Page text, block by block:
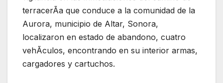
terracerÃa que conduce a la comunidad de la
Aurora, municipio de Altar, Sonora,
localizaron en estado de abandono, cuatro
vehÃculos, encontrando en su interior armas,
cargadores y cartuchos.